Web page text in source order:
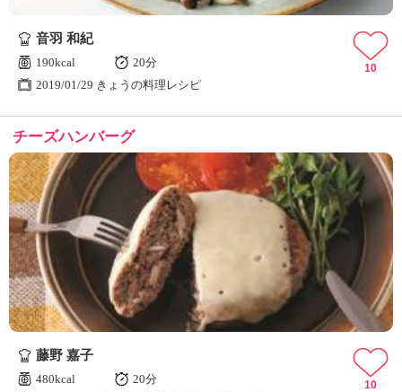
音羽 和紀
190kcal
20分
2019/01/29 きょうの料理レシピ
10
チーズハンバーグ
藤野 嘉子
480kcal
20分
10